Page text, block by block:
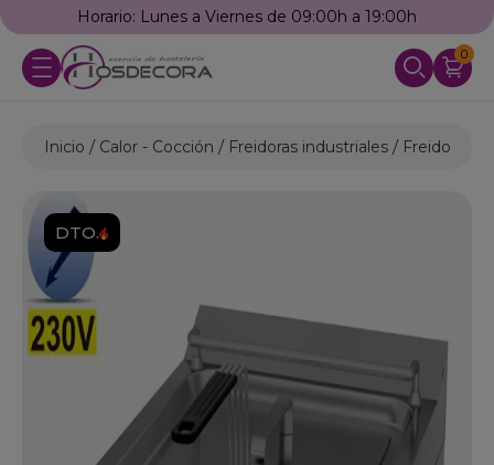
Horario: Lunes a Viernes de 09:00h a 19:00h
0
Inicio Calor - Cocción Freidoras industriales Freidoras
DTO.